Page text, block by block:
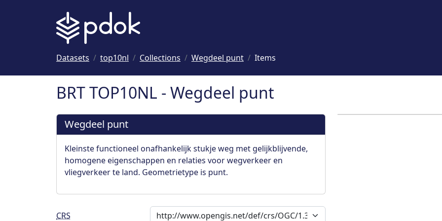
Datasets top10nl Collections Wegdeel punt Items
BRT TOP10NL - Wegdeel punt
Wegdeel punt
Kleinste functioneel onafhankelijk stukje weg met gelijkblijvende,
homogene eigenschappen en relaties voor wegverkeer en
vliegverkeer te land. Geometrietype is punt.
CRS